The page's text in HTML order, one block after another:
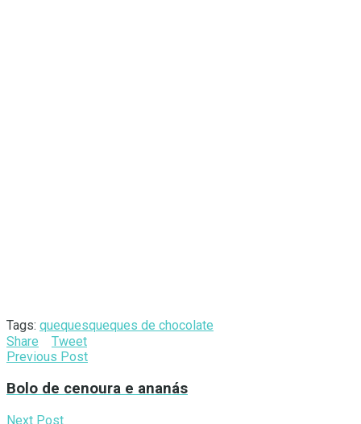
Tags: quequesqueques de chocolate
Share
Tweet
Previous Post
Bolo de cenoura e ananás
Next Post